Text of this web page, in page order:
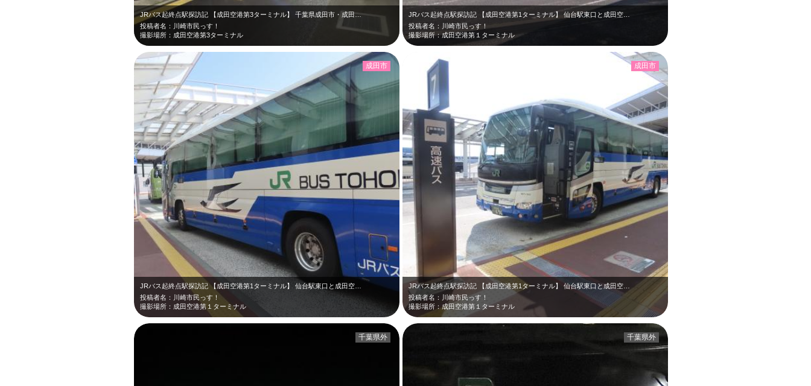
JRバス起終点駅探訪記 【成田空港第3ターミナル】 千葉県成田市・成田…
投稿者名：川崎市民っす！
撮影場所：成田空港第3ターミナル
JRバス起終点駅探訪記 【成田空港第1ターミナル】 仙台駅東口と成田空…
投稿者名：川崎市民っす！
撮影場所：成田空港第１ターミナル
JRバス起終点駅探訪記 【成田空港第1ターミナル】 仙台駅東口と成田空…
投稿者名：川崎市民っす！
撮影場所：成田空港第１ターミナル
成田市
JRバス起終点駅探訪記 【成田空港第1ターミナル】 仙台駅東口と成田空…
投稿者名：川崎市民っす！
撮影場所：成田空港第１ターミナル
成田市
千葉県外 千葉県外